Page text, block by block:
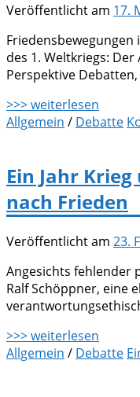
Veröffentlicht am 17.
des 1. Weltkriegs:
Perspektive
>>> weiterlesen
Allgemein / Debatte
Ein Jahr
nach Frieden
Veröffentlicht am 23.
Angesichts fehlender
Ralf Schöppner, eine
>>> weiterlesen
Allgemein / Debatte